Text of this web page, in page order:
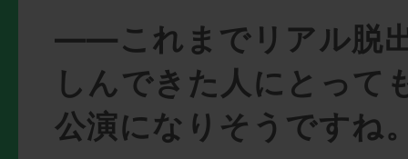
――これまでリアル脱
しんできた人にとって
公演になりそうですね